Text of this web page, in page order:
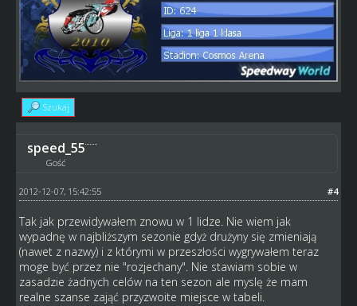
Szukaj
speed_55
Gość
#4
2012-12-07, 15:42:55
Tak jak przewidywałem znowu w 1 lidze. Nie wiem jak
wypadnę w najbliższym sezonie gdyż drużyny się zmieniają
(nawet z nazwy) i z którymi w przeszłości wygrywałem teraz
moge być przez nie "rozjechany". Nie stawiam sobie w
zasadzie żadnych celów na ten sezon ale myslę że mam
realne szanse zająć przyzwoite miejsce w tabeli.